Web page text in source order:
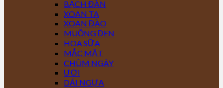
BẠCH ĐÀN
XOAN TA
XOAN ĐÀO
MUỒNG ĐEN
HOA SỮA
MẮC MẬT
CHÙM NGÂY
ƯƠI
DÁI NGỰA